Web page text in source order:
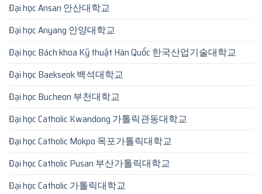
Đại học Ansan 안산대학교
Đại học Anyang 안양대학교
Đại học Bách khoa Kỹ thuật Hàn Quốc 한국산업기술대학교
Đại học Baekseok 백석대학교
Đại học Bucheon 부천대학교
Đại học Catholic Kwandong 가톨릭관동대학교
Đại học Catholic Mokpo 목포가톨릭대학교
Đại học Catholic Pusan 부산가톨릭대학교
Đại học Catholic 가톨릭대학교